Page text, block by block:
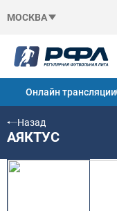
МОСКВА
Онлайн трансляции
Назад
АЯКТУС